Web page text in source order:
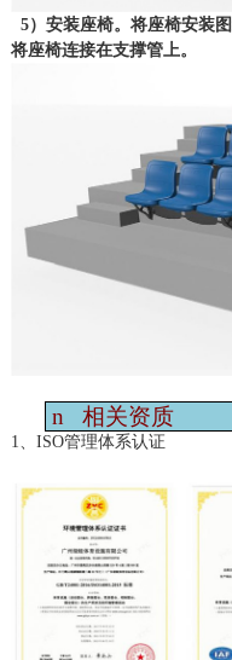
5）安装座椅。将座椅安装
将座椅连接在支撑管上。
n 相关资质
1、ISO管理体系认证